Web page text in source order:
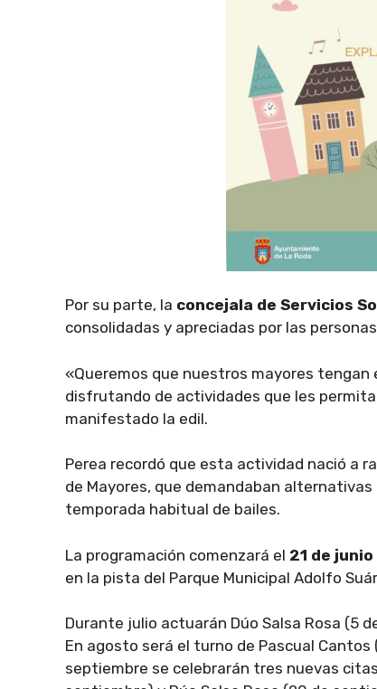
Por su parte, la concejala de Servicios
consolidadas y apreciadas por las
«Queremos que nuestros mayores
disfrutando de actividades que les
manifestado la edil.
Perea recordó que esta actividad nació a
de Mayores, que demandaban
temporada habitual de bailes.
La programación comenzará el 21 de junio
en la pista del Parque Municipal Adolfo
Durante julio actuarán Dúo Salsa Rosa (5
En agosto será el turno de Pascual
septiembre se celebrarán tres nuevas